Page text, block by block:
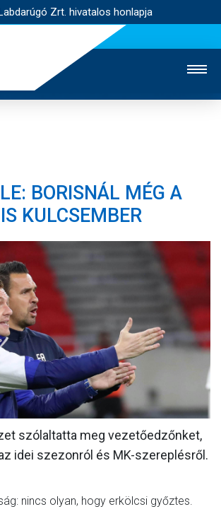
Zrt. hivatalos honlapja
WEBSHOP
STADION
EGYESÜLET
KAPCSOLAT
HÍREK
CSAPATOK
MÉRKŐZÉSEK
KLUB
GALÉRIA
AKKREDITÁCIÓ
BORISNÁL MÉG A
KULCSEMBER
szólaltatta meg vezetőedzőnket,
idei szezonról és MK-szereplésről.
nincs olyan, hogy erkölcsi győztes.